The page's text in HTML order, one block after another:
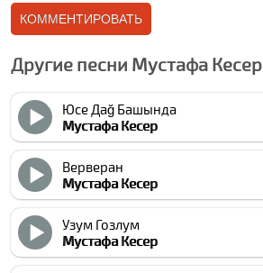
Другие песни Мустафа Кесер
Юcе Даğ Башында
Мустафа Кесер
Верверан
Мустафа Кесер
Узум Гозлум
Мустафа Кесер